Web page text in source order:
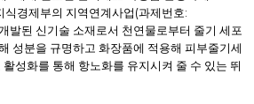
식경제부의 지역연계사업 (과제번호:
발된 신기술 소재로서 천연물로부터 줄기 세포
성분을 규명하고 화장품에 적용해 피부줄기세
성화를 통해 항노화를 유지시켜 줄 수 있는 뛰